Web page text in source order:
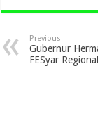
Previous
Gubernur
FESyar